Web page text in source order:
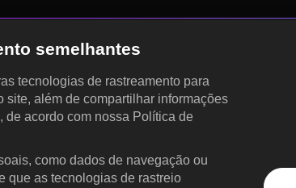
semelhantes
tecnologias de rastreamento para
além de compartilhar informações
acordo com nossa Política de
como dados de navegação ou
que as tecnologias de rastreio